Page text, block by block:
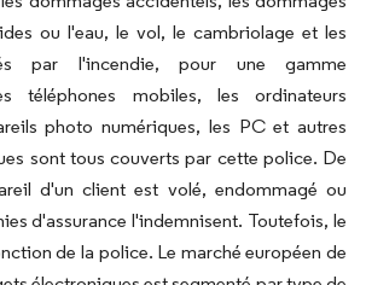
ou l'eau, le vol, le cambriolage et les
par l'incendie, pour une gamme
téléphones mobiles, les ordinateurs
photo numériques, les PC et autres
sont tous couverts par cette police. De
d'un client est volé, endommagé ou
d'assurance l'indemnisent. Toutefois, le
de la police. Le marché européen de